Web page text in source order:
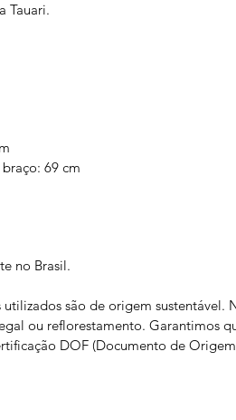
Tauari.
69 cm
no Brasil.
utilizados são de origem sustentável.
ou reflorestamento. Garantimos
DOF (Documento de